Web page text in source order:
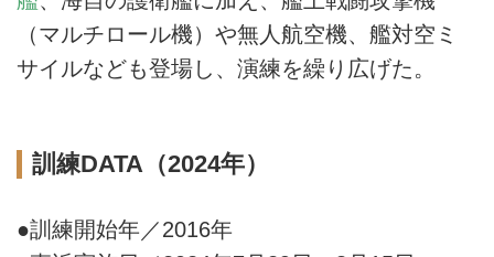
（マルチロール機）や無人航空機、艦対空ミ
サイルなども登場し、演練を繰り広げた。
訓練DATA（2024年）
●訓練開始年／2016年